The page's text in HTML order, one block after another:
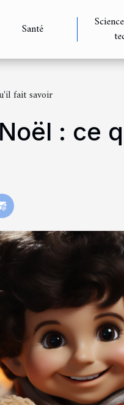
Santé
fait savoir
: ce